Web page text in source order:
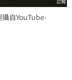
自YouTube-